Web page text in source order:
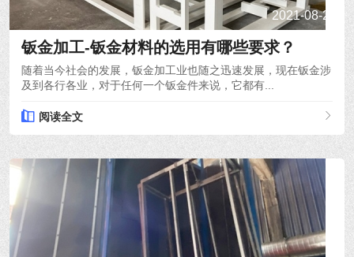
2021-08-22
钣金加工-钣金材料的选用有哪些要求？
随着当今社会的发展，钣金加工业也随之迅速发展，现在钣金涉
及到各行各业，对于任何一个钣金件来说，它都有...
阅读全文